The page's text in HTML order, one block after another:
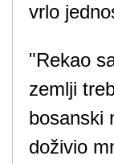
vrlo
"Rekao
zemlji
bosanski
doživio